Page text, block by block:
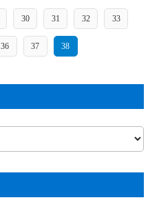
30 31 32 33
36 37 38